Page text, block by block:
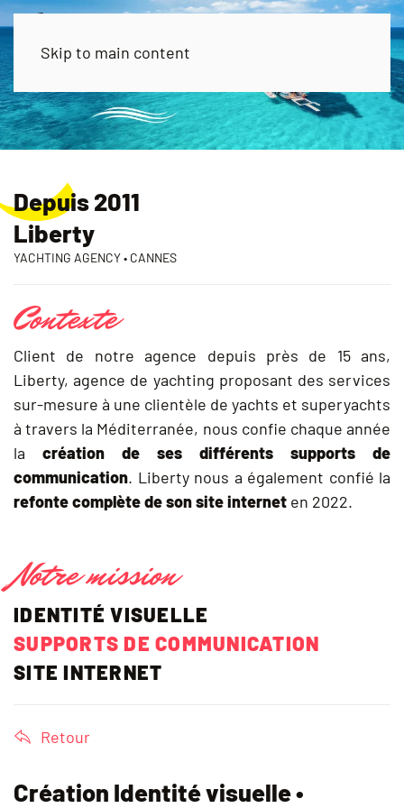
Skip to main content
Depuis 2011
Liberty
YACHTING AGENCY • CANNES
Contexte
Client de notre agence depuis près de 15 ans,
Liberty, agence de yachting proposant des services
sur-mesure à une clientèle de yachts et superyachts
à travers la Méditerranée, nous confie chaque année
la création de ses différents supports de
communication. Liberty nous a également confié la
refonte complète de son site internet en 2022.
Notre mission
IDENTITÉ VISUELLE
SUPPORTS DE COMMUNICATION
SITE INTERNET
Retour
Création Identité visuelle•